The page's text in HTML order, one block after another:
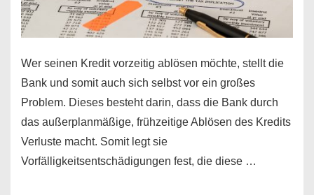
Wer seinen Kredit vorzeitig ablösen möchte, stellt die
Bank und somit auch sich selbst vor ein großes
Problem. Dieses besteht darin, dass die Bank durch
das außerplanmäßige, frühzeitige Ablösen des Kredits
Verluste macht. Somit legt sie
Vorfälligkeitsentschädigungen fest, die diese …